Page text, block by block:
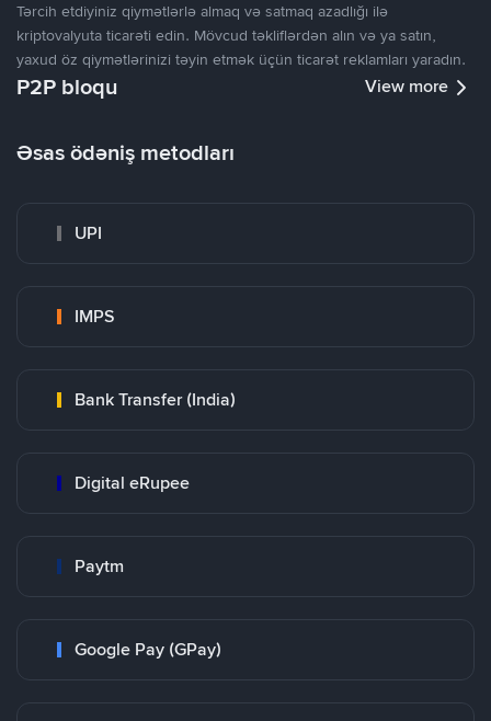
Tərcih etdiyiniz qiymətlərlə almaq və satmaq azadlığı ilə
kriptovalyuta ticarəti edin. Mövcud təkliflərdən alın və ya satın,
yaxud öz qiymətlərinizi təyin etmək üçün ticarət reklamları yaradın.
P2P bloqu View more
Əsas ödəniş metodları
UPI
IMPS
Bank Transfer (India)
Digital eRupee
Paytm
Google Pay (GPay)